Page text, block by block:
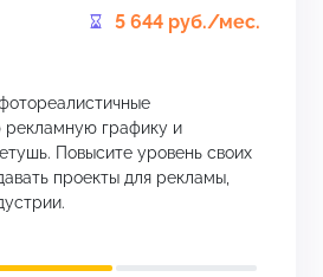
5 644 руб./мес.
рекламную графику и
Повысите уровень своих
проекты для рекламы,